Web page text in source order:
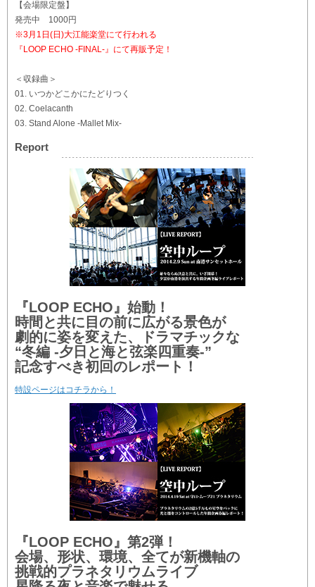
【会場限定盤】
発売中 1000円
※3月1日(日)大江能楽堂にて行われる
『LOOP ECHO -FINAL-』にて再販予定！
＜収録曲＞
01. いつかどこかにたどりつく
02. Coelacanth
03. Stand Alone -Mallet Mix-
Report
『LOOP ECHO』始動！
時間と共に目の前に広がる景色が
劇的に姿を変えた、ドラマチックな
“冬編 -夕日と海と弦楽四重奏-”
記念すべき初回のレポート！
特設ページはコチラから！
『LOOP ECHO』第2弾！
会場、形状、環境、全てが新機軸の
挑戦的プラネタリウムライブ